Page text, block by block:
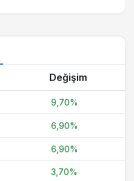
Değişim
9,70%
6,90%
6,90%
3,70%